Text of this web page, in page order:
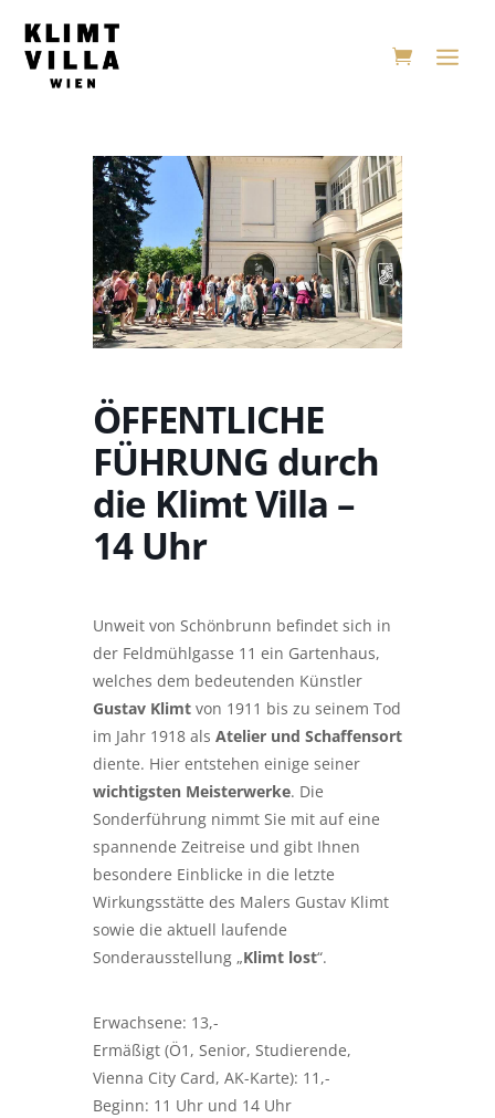
ÖFFENTLICHE
FÜHRUNG durch
die Klimt Villa –
14 Uhr
Unweit von Schönbrunn befindet sich in
der Feldmühlgasse 11 ein Gartenhaus,
welches dem bedeutenden Künstler
Gustav Klimt von 1911 bis zu seinem Tod
im Jahr 1918 als Atelier und Schaffensort
diente. Hier entstehen einige seiner
wichtigsten Meisterwerke. Die
Sonderführung nimmt Sie mit auf eine
spannende Zeitreise und gibt Ihnen
besondere Einblicke in die letzte
Wirkungsstätte des Malers Gustav Klimt
sowie die aktuell laufende
Sonderausstellung „Klimt lost“.
Erwachsene: 13,-
Ermäßigt (Ö1, Senior, Studierende,
Vienna City Card, AK-Karte): 11,-
Beginn: 11 Uhr und 14 Uhr